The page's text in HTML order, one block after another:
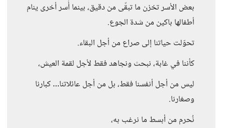
بعض الأسر تخزن ما تبقّى من دقيق، بينما أُسر أخرى ينام
أطفالها باكين من شدة الجوع.
تحوّلت حياتنا إلى صراع من أجل البقاء.
كأننا في غابة، نبحث ونجاهد فقط لأجل لقمة العيش،
ليس من أجل أنفسنا فقط، بل من أجل عائلاتنا… كبارنا
وصغارنا.
نُحرم من أبسط ما نرغب به،